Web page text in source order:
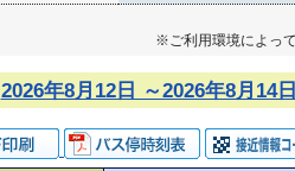
※ご利用環境によっ
2026年8月12日 ～2026年8月14